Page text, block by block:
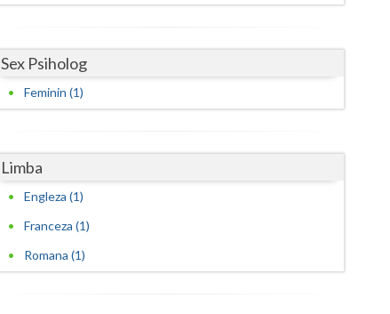
Sex Psiholog
Feminin (1)
Limba
Engleza (1)
Franceza (1)
Romana (1)